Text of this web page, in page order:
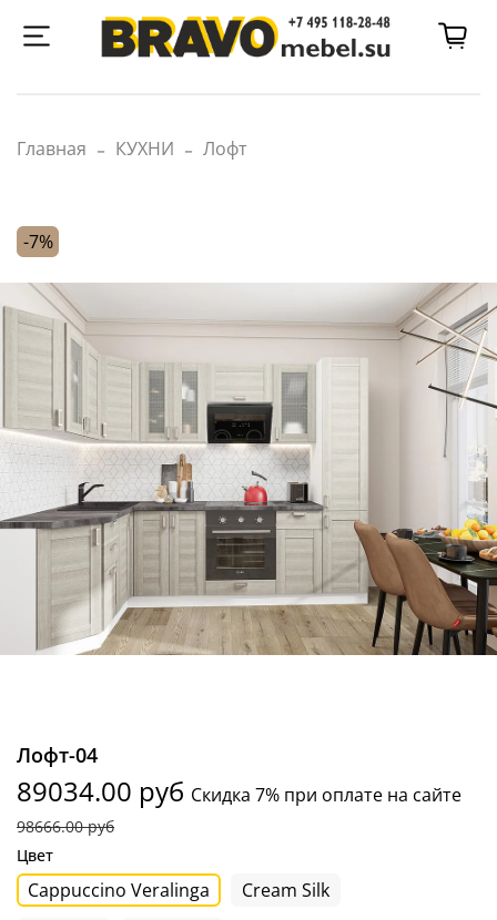
Главная КУХНИ Лофт
-7%
Лофт-04
89034.00 руб Скидка 7% при оплате на сайте
98666.00 руб
Цвет
Cappuccino Veralinga
Cream Silk